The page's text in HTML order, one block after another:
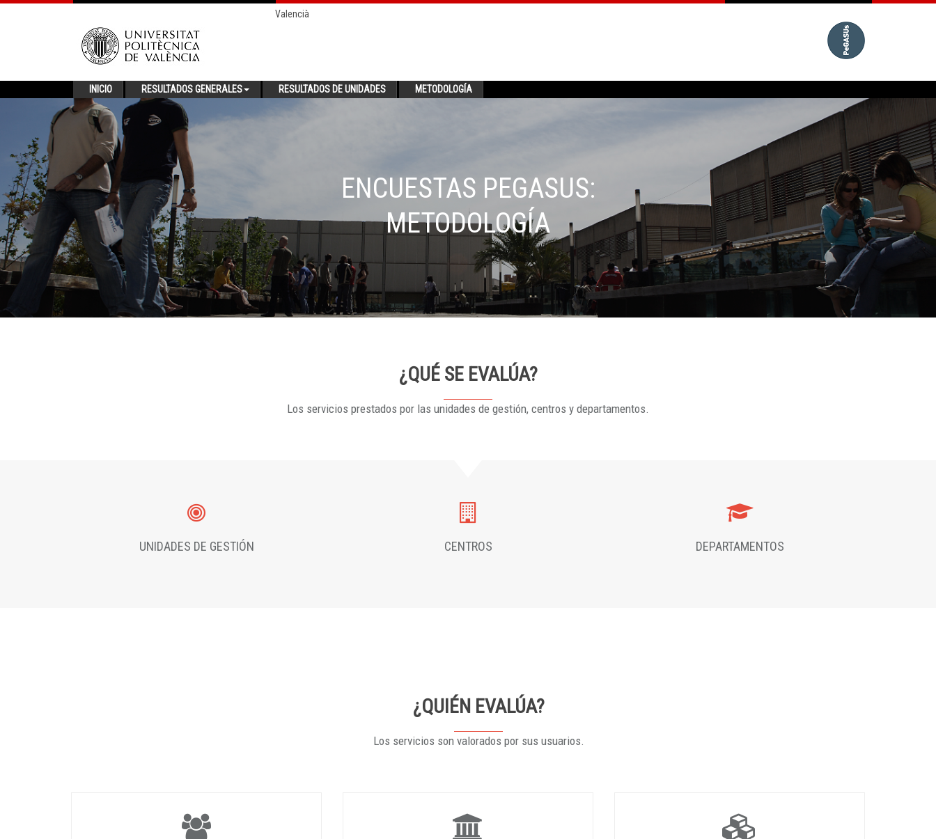
Valencià
INICIO RESULTADOS GENERALES RESULTADOS DE UNIDADES METODOLOGÍA
ENCUESTAS PEGASUS:
METODOLOGÍA
¿QUÉ SE EVALÚA?
Los servicios prestados por las unidades de gestión, centros y departamentos.
UNIDADES DE GESTIÓN CENTROS DEPARTAMENTOS
¿QUIÉN EVALÚA?
Los servicios son valorados por sus usuarios.